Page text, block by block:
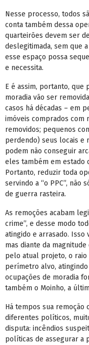
Nesse processo, todos
conta também dessa
quarteirões devem ser
deslegitimada, sem que
esse espaço possa
e necessita.
E é assim, portanto, que
moradia vão ser
casos há décadas – em
imóveis comprados com
removidos; pequenos
perdendo) seus locais e
podem não conseguir
eles também em estado
Portanto, reduzir toda
servindo a “o PPC”, não
de guerra rasteira.
As remoções acabam
crime”, e desse modo
atingido e arrasado. Isso
mas diante da
pelo atual projeto, o raio
perímetro alvo,
ocupações de moradia
também o Moinho, a
Há tempos sua remoção
diferentes políticos,
disputa: incêndios
políticas de assegurar a